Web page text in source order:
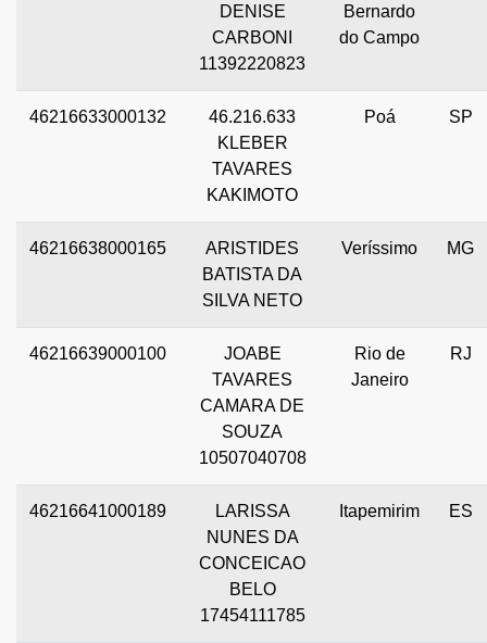
DENISE
CARBONI
11392220823
Bernardo
do Campo
46216633000132
46.216.633
KLEBER
TAVARES
KAKIMOTO
Poá SP
46216638000165
ARISTIDES
BATISTA DA
SILVA NETO
Veríssimo MG
46216639000100
JOABE
TAVARES
CAMARA DE
SOUZA
10507040708
Rio de
Janeiro
RJ
46216641000189
LARISSA
NUNES DA
CONCEICAO
BELO
17454111785
Itapemirim ES